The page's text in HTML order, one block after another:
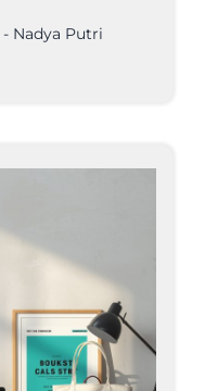
- Nadya Putri